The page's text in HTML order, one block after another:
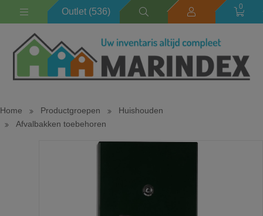
Outlet (536) 0
Home Productgroepen
Huishouden
Afvalbakken toebehoren